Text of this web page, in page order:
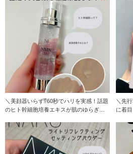
＼美顔器いらず⁉︎60秒でハリを実感！話題
のヒト幹細胞培養エキスが肌のゆらぎを
＼先
に着